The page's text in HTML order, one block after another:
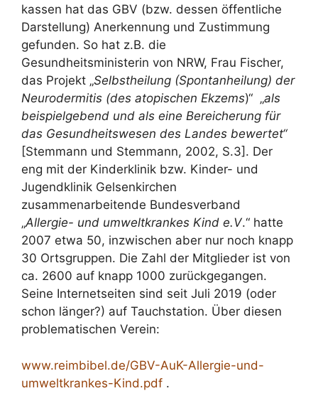
kassen hat das GBV (bzw. dessen öffentliche
Darstellung) Anerkennung und Zustimmung
gefunden. So hat z.B. die
Gesundheitsministerin von NRW, Frau Fischer,
das Projekt „Selbstheilung (Spontanheilung) der
Neurodermitis (des atopischen Ekzems)“ „als
beispielgebend und als eine Bereicherung für
das Gesundheitswesen des Landes bewertet“
[Stemmann und Stemmann, 2002, S.3]. Der
eng mit der Kinderklinik bzw. Kinder- und
Jugendklinik Gelsenkirchen
zusammenarbeitende Bundesverband
„Allergie- und umweltkrankes Kind e.V.“ hatte
2007 etwa 50, inzwischen aber nur noch knapp
30 Ortsgruppen. Die Zahl der Mitglieder ist von
ca. 2600 auf knapp 1000 zurückgegangen.
Seine Internetseiten sind seit Juli 2019 (oder
schon länger?) auf Tauchstation. Über diesen
problematischen Verein:
www.reimbibel.de/GBV-AuK-Allergie-und-
umweltkrankes-Kind.pdf .